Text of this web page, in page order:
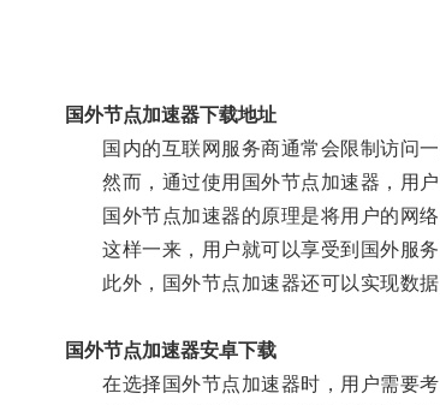
国外节点加速器下载地址
国内的互联网服务商通常会限制访问一
然而，通过使用国外节点加速器，用户
国外节点加速器的原理是将用户的网络
这样一来，用户就可以享受到国外服务
此外，国外节点加速器还可以实现数据
国外节点加速器安卓下载
在选择国外节点加速器时，用户需要考